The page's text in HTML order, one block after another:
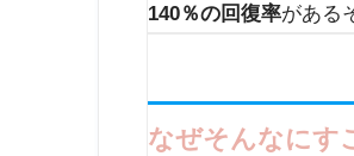
140％の回復率がある
なぜそんなにす